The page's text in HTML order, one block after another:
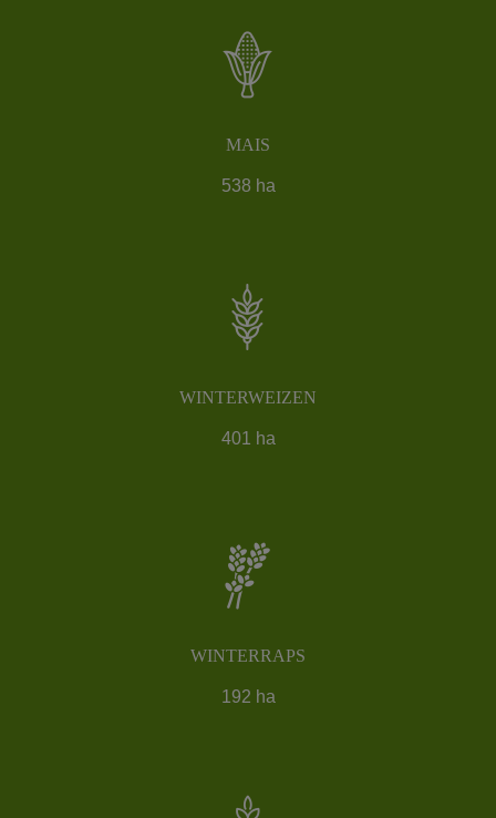
MAIS
538 ha
WINTERWEIZEN
401 ha
WINTERRAPS
192 ha